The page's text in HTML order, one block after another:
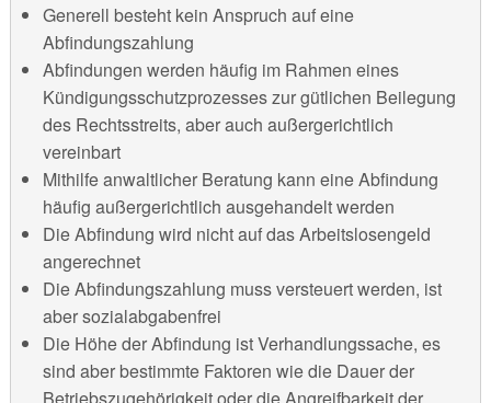
Generell besteht kein Anspruch auf eine
Abfindungszahlung
Abfindungen werden häufig im Rahmen eines
Kündigungsschutzprozesses zur gütlichen Beilegung
des Rechtsstreits, aber auch außergerichtlich
vereinbart
Mithilfe anwaltlicher Beratung kann eine Abfindung
häufig außergerichtlich ausgehandelt werden
Die Abfindung wird nicht auf das Arbeitslosengeld
angerechnet
Die Abfindungszahlung muss versteuert werden, ist
aber sozialabgabenfrei
Die Höhe der Abfindung ist Verhandlungssache, es
sind aber bestimmte Faktoren wie die Dauer der
Betriebszugehörigkeit oder die Angreifbarkeit der